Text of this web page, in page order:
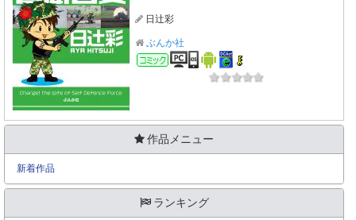
日辻彩
ぶんか社
コミック
作品メニュー
新着作品
ランキング